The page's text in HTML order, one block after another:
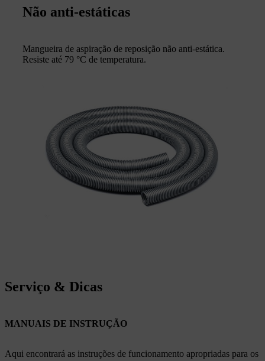
Não anti-estáticas
Mangueira de aspiração de reposição não anti-estática.
Resiste até 79 °C de temperatura.
Serviço & Dicas
MANUAIS DE INSTRUÇÃO
Aqui encontrará as instruções de funcionamento apropriadas para os